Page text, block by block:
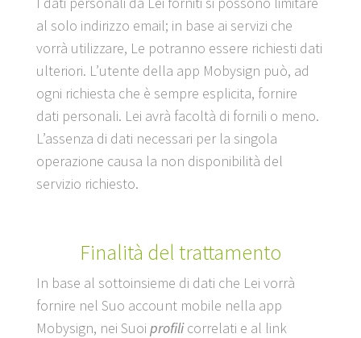
al solo indirizzo email; in base ai servizi che
vorrà utilizzare, Le potranno essere richiesti dati
ulteriori. L’utente della app Mobysign può, ad
ogni richiesta che è sempre esplicita, fornire
dati personali. Lei avrà facoltà di fornili o meno.
L’assenza di dati necessari per la singola
operazione causa la non disponibilità del
servizio richiesto.
Finalità del trattamento
In base al sottoinsieme di dati che Lei vorrà
fornire nel Suo account mobile nella app
Mobysign, nei Suoi profilicorrelati e al link